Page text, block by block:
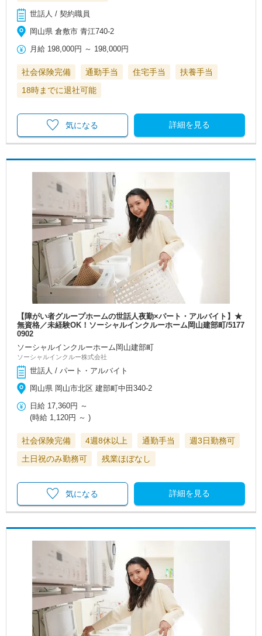
世話人 / 契約職員
岡山県 倉敷市 青江740-2
月給 198,000円 ～ 198,000円
社会保険完備 通勤手当 住宅手当
扶養手当
18時までに退社可能
詳細を見る
気になる
【障がい者グループホームの世話人夜勤×パート・アルバイト】★
無資格／未経験OK！ソーシャルインクルーホーム岡山建部町/5177
0902
ソーシャルインクルーホーム岡山建部町
ソーシャルインクルー株式会社
世話人 / パート・アルバイト
岡山県 岡山市北区 建部町中田340-2
日給 17,360円 ～
(時給 1,120円 ～ )
社会保険完備 4週8休以上 通勤手当
週3日勤務可
土日祝のみ勤務可
残業ほぼなし
詳細を見る
気になる